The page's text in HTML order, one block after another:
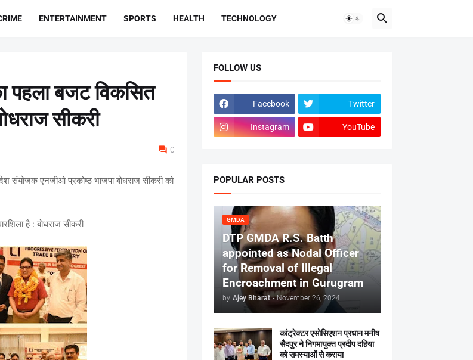
ENTERTAINMENT SPORTS HEALTH TECHNOLOGY
पहला बजट विकसित
सीकरी
0
संयोजक एनजीओ प्रकोष्ठ भाजपा बोधराज सीकरी को
है : बोधराज सीकरी
FOLLOW US
Facebook Twitter
Instagram YouTube
POPULAR POSTS
GMDA
DTP GMDA R.S. Batth
appointed as Nodal Officer
for Removal of Illegal
Encroachment in Gurugram
by Ajey Bharat - November 26, 2024
कांट्रेक्टर एसोसिएशन प्रधान मनीष
सैदपुर ने निगमायुक्त प्रदीप दहिया
को समस्याओं से कराया